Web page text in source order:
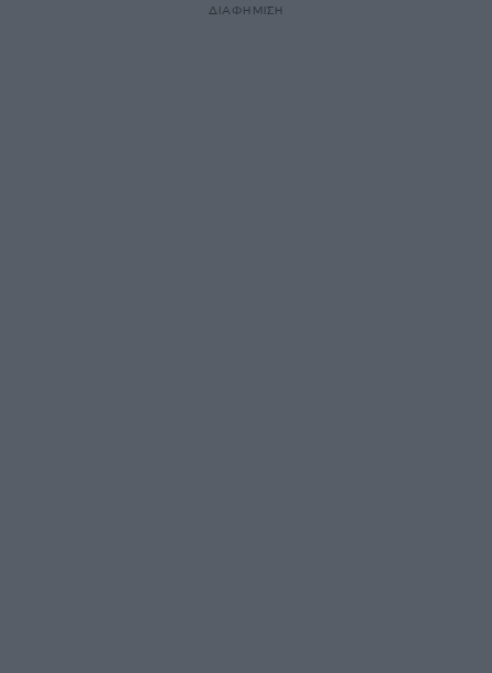
ΔΙΑΦΗΜΙΣΗ